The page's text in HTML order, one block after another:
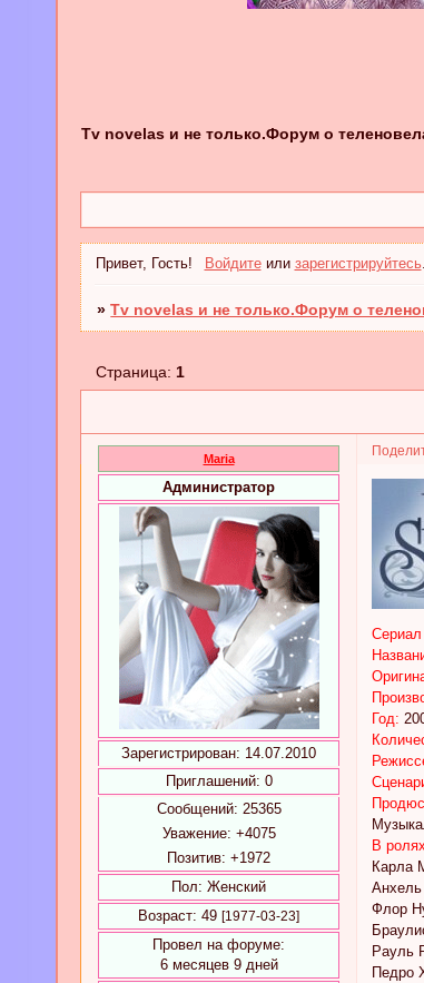
Tv novelas и не только.Форум о
Привет, Гость! Войдитеили зарегистрируйтесь.
»Tv novelas и не только.Форум о
Страница:1
Maria
Администратор
Зарегистрирован: 14.07.2010
Приглашений: 0
Сообщений: 25365
Уважение: +4075
Позитив: +1972
Пол: Женский
Возраст: 49 [1977-03-23]
Провел на форуме:
6 месяцев 9 дней
Год:
В
Карла
Флор
Рауль
Педро